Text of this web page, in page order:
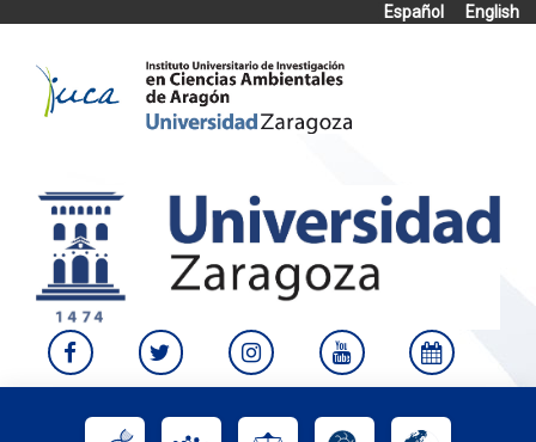
Español
English
content